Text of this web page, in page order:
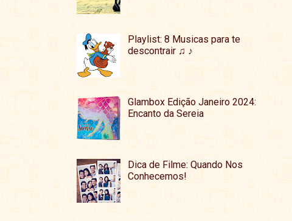
Playlist: 8 Musicas para te
descontrair ♫ ♪
Glambox Edição Janeiro 2024:
Encanto da Sereia
Dica de Filme: Quando Nos
Conhecemos!